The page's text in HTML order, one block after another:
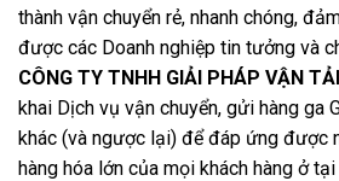
thành vận chuyển rẻ, nhanh chóng,
được các Doanh nghiệp tin tưởng và
CÔNG TY TNHH GIẢI PHÁP VẬN
khai Dịch vụ vận chuyển, gửi hàng ga
khác (và ngược lại) để đáp ứng được
hàng hóa lớn của mọi khách hàng ở